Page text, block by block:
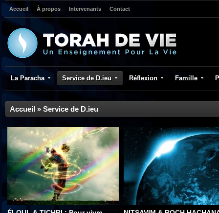
Accueil À propos Intervenants Contact
La Paracha Service de D.ieu Réflexion Famille
Accueil » Service de D.ieu